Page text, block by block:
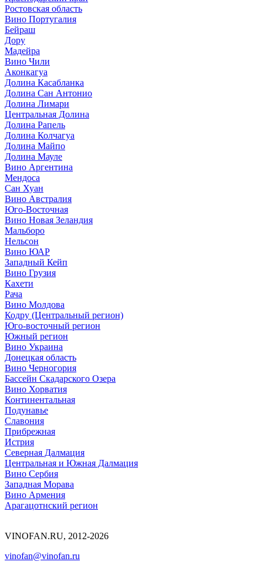
Ростовская область
Вино Португалия
Бейраш
Дору
Мадейра
Вино Чили
Аконкагуа
Долина Касабланка
Долина Сан Антонио
Долина Лимари
Центральная Долина
Долина Рапель
Долина Колчагуа
Долина Майпо
Долина Мауле
Вино Аргентина
Мендоса
Сан Хуан
Вино Австралия
Юго-Восточная
Вино Новая Зеландия
Мальборо
Нельсон
Вино ЮАР
Западный Кейп
Вино Грузия
Кахети
Рача
Вино Молдова
Кодру (Центральный регион)
Юго-восточный регион
Южный регион
Вино Украина
Донецкая область
Вино Черногория
Бассейн Скадарского Озера
Вино Хорватия
Континентальная
Подунавье
Славония
Прибрежная
Истрия
Северная Далмация
Центральная и Южная Далмация
Вино Сербия
Западная Морава
Вино Армения
Арагацотнский регион
VINOFAN.RU, 2012-2026
vinofan@vinofan.ru